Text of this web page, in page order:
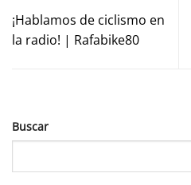
¡Hablamos de ciclismo en
la radio! | Rafabike80
Buscar